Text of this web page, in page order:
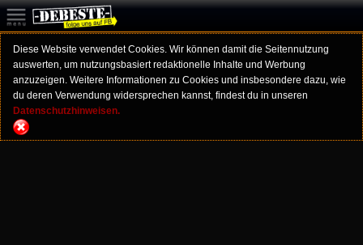
Diese Website verwendet Cookies. Wir können damit die Seitennutzung
auswerten, um nutzungsbasiert redaktionelle Inhalte und Werbung
anzuzeigen. Weitere Informationen zu Cookies und insbesondere dazu, wie
du deren Verwendung widersprechen kannst, findest du in unseren
Datenschutzhinweisen.